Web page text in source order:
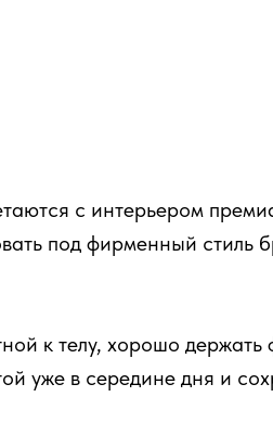
с интерьером
под фирменный стиль
к телу, хорошо
уже в середине дня и